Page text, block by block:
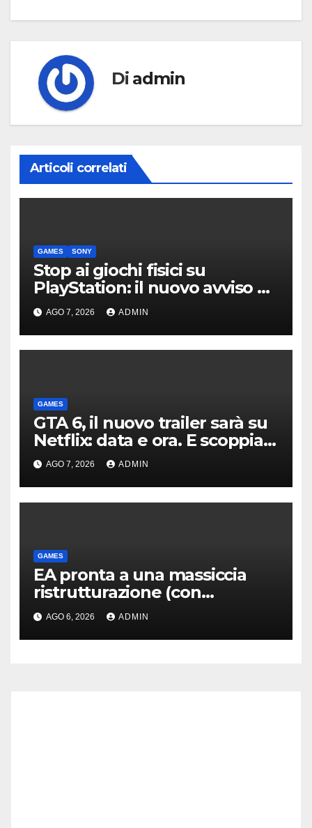
Di admin
Articoli correlati
GAMES SONY
Stop ai giochi fisici su
PlayStation: il nuovo avviso di
Sony è l’ennesima conferma
AGO 7, 2026 ADMIN
GAMES
GTA 6, il nuovo trailer sarà su
Netflix: data e ora. E scoppia
la polemica
AGO 7, 2026 ADMIN
GAMES
EA pronta a una massiccia
ristrutturazione (con
licenziamenti) dopo l’addio
alla Borsa?
AGO 6, 2026 ADMIN